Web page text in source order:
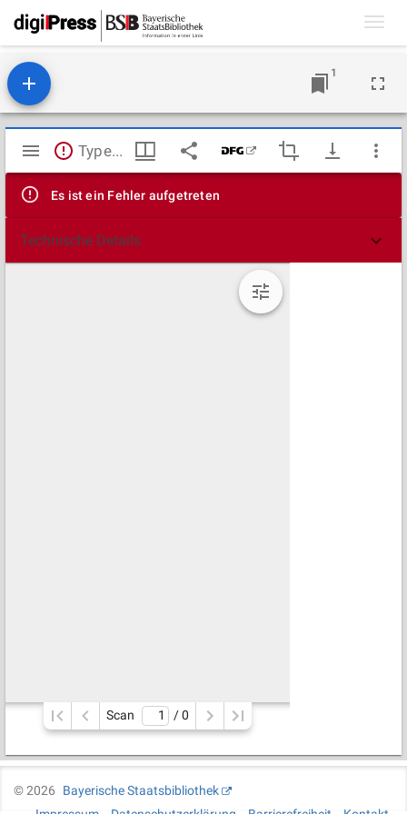
1
Mirador
Viewer
TypeError: Failed to fetch
Es ist ein Fehler aufgetreten
Technische Details
Scan / 0
©2026
Bayerische Staatsbibliothek